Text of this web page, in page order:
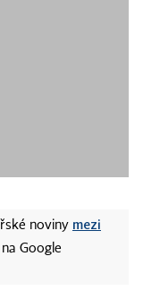
noviny mezi
na Google